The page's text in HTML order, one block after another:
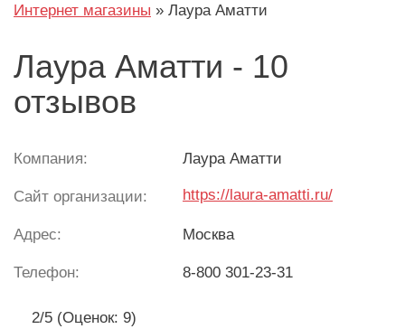
Интернет магазины » Лаура Аматти
Лаура Аматти - 10
отзывов
Компания: Лаура Аматти
Сайт организации: https://laura-amatti.ru/
Адрес: Москва
Телефон: 8-800 301-23-31
2/5 (Оценок: 9)